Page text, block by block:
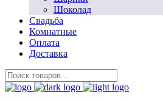
Шоколад
Свадьба
Комнатные
Оплата
Доставка